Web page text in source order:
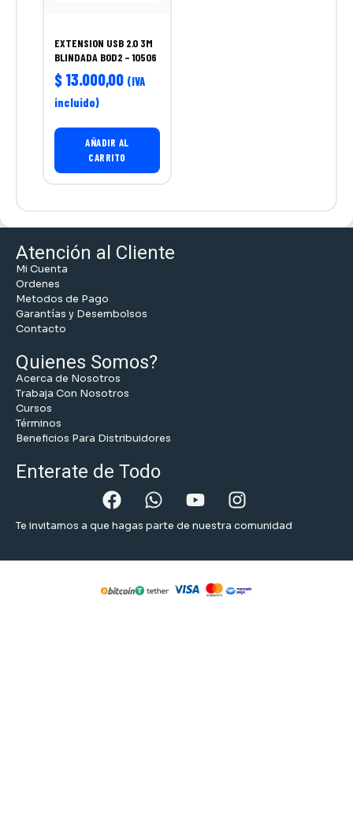
EXTENSION USB 2.0 3M
BLINDADA BOD2 – 10506
$ 13.000,00 (IVA
incluido)
AÑADIR AL
CARRITO
Atención al Cliente
Mi Cuenta
Ordenes
Metodos de Pago
Garantías y Desembolsos
Contacto
Quienes Somos?
Acerca de Nosotros
Trabaja Con Nosotros
Cursos
Términos
Beneficios Para Distribuidores
Enterate de Todo
Te invitamos a que hagas parte de nuestra comunidad